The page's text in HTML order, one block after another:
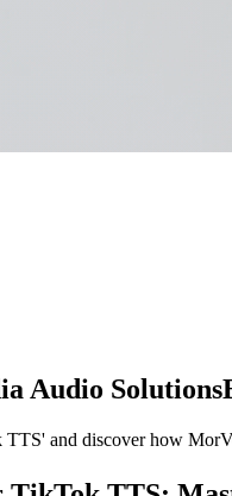
Audio Solutions
and discover how